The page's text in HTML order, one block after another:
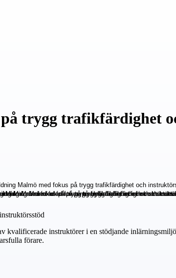
trygg trafikfärdighet
instruktörer i en stödjande
förare.